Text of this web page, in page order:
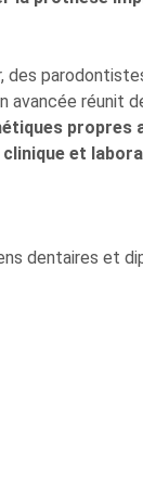
des
avancée réunit
propres
et
dentaires et